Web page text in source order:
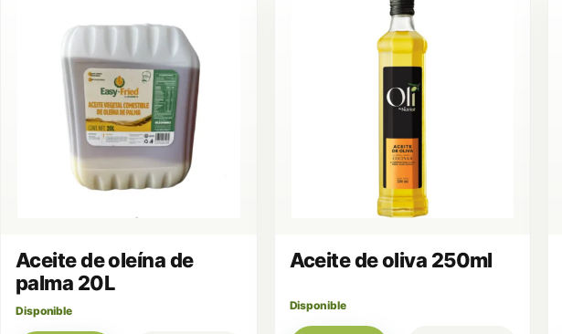
Aceite de oleína de
palma 20L
Disponible
Aceite de oliva 250ml
Disponible